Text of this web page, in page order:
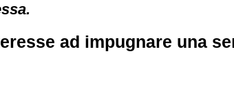
ad impugnare una